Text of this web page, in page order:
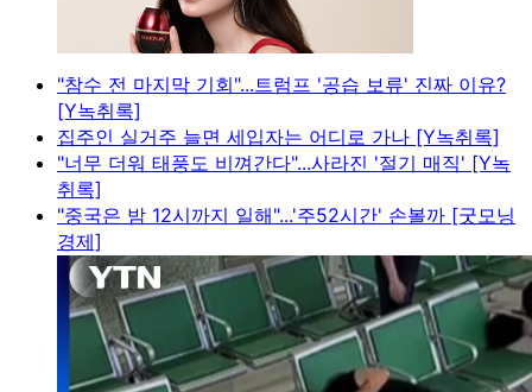
"참수 전 마지막 기회"...트럼프 '공습 보류' 진짜 이유?
[Y녹취록]
집주인 실거주 늘면 세입자는 어디로 가나 [Y녹취록]
"너무 더워 태풍도 비껴간다"...사라진 '절기 매직' [Y녹
취록]
"중국은 밤 12시까지 일해"...'주52시간' 손볼까 [굿모닝
경제]